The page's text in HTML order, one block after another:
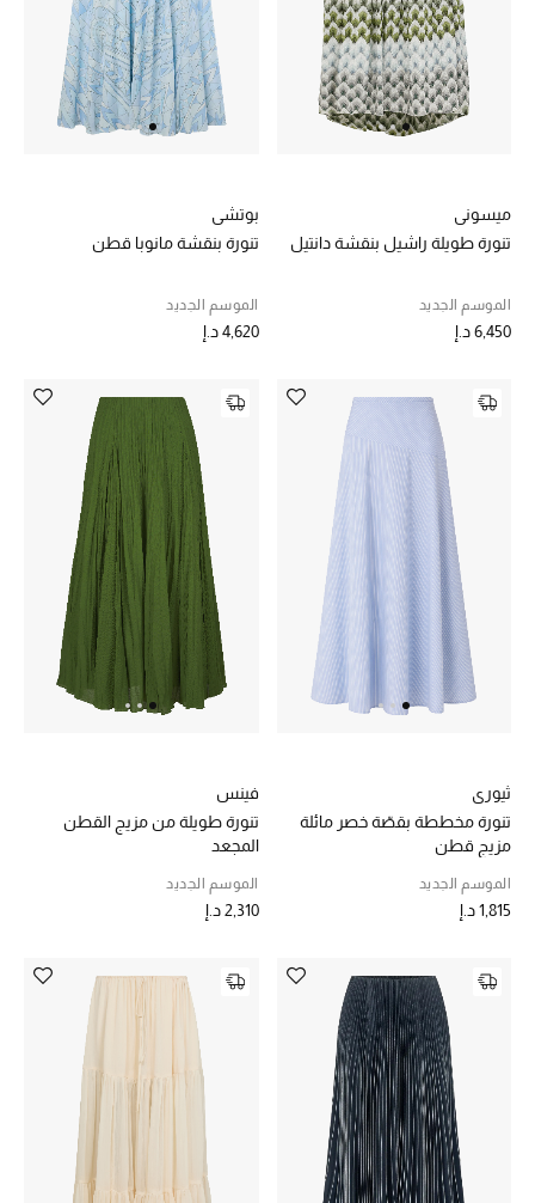
خصم حتى 70%
تسوقوا الآن
الموسم الجديد
الحقائب النسائية
أحذية النسائية
الأطفال
جديد لدينا
نسوقوا أحدث ما وصلنا
النساء
عرض جميع المنتجات
خصومات
ما وصلنا حديثاً
ميسوني
تنورة طويلة راشيل بنقشة دانتيل
الموسم الجديد
6,450 د.إ
بوتشي
تنورة بنقشة مانوبا قطن
الموسم الجديد
4,620 د.إ
ثيوري
تنورة مخططة بقصّة خصر مائلة
مزيج قطن
الموسم الجديد
1,815 د.إ
فينس
تنورة طويلة من مزيج القطن
المجعد
الموسم الجديد
2,310 د.إ